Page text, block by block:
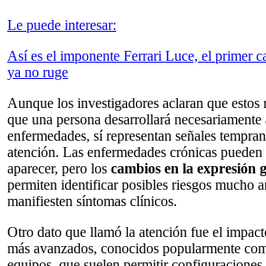
Le puede interesar:
Así es el imponente Ferrari Luce, el primer
ya no ruge
Aunque los investigadores aclaran que
que una persona desarrollará necesariamente
enfermedades, sí representan señales
atención. Las enfermedades crónicas pueden
aparecer, pero los cambios en la expresión
permiten identificar posibles riesgos mucho
manifiesten síntomas clínicos.
Otro dato que llamó la atención fue el
más avanzados, conocidos popularmente